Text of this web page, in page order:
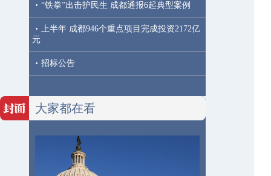
· “铁拳”出击护民生 成都通报6起典型案例
·
上半年 成都946个重点项目完成投资2172亿
元
· 招标公告
大家都在看